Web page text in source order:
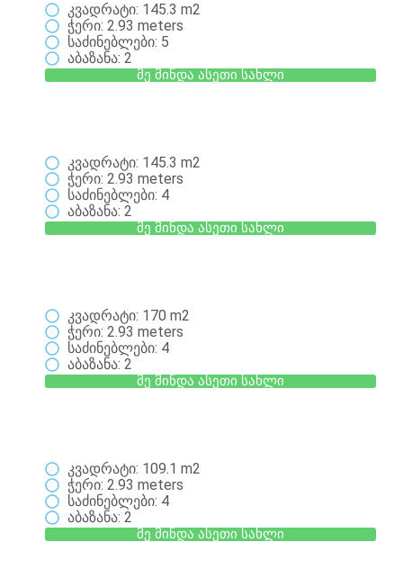
კვადრატი: 145.3 m2
ჭერი: 2.93 meters
საძინებლები: 5
აბაზანა: 2
მე მინდა ასეთი სახლი
კვადრატი: 145.3 m2
ჭერი: 2.93 meters
საძინებლები: 4
აბაზანა: 2
მე მინდა ასეთი სახლი
კვადრატი: 170 m2
ჭერი: 2.93 meters
საძინებლები: 4
აბაზანა: 2
მე მინდა ასეთი სახლი
კვადრატი: 109.1 m2
ჭერი: 2.93 meters
საძინებლები: 4
აბაზანა: 2
მე მინდა ასეთი სახლი